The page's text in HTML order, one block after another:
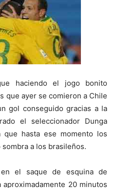
haciendo el jogo bonito
que ayer se comieron a Chile
gol conseguido gracias a la
el seleccionador Dunga
que hasta ese momento los
a los brasileños.
el saque de esquina de
20 minutos